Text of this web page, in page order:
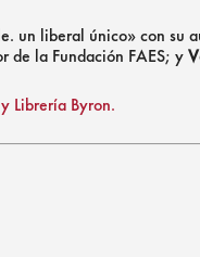
un liberal único» con su
de la Fundación FAES; y
Librería Byron.